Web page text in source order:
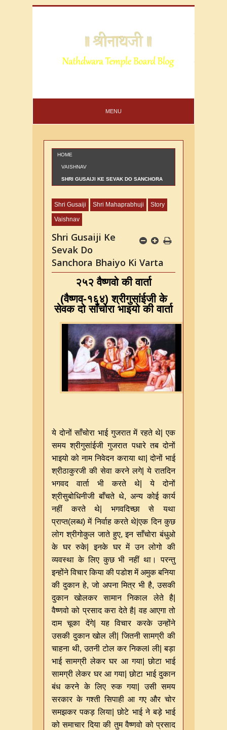
MENU
HOME
VAISHNAV
SHRI GUSAIJI KE SEVAK DO SANCHORA
Shri Gusaiji Shri Mahaprabhuji Story
Vaishnav
Shri Gusaiji Ke
Sevak Do
Sanchora Bhaiyo Ki Varta
२५२ वैष्णवो की वार्ता
(वैष्णव-१६४)श्रीगुसांईजी के
सेवक दो साँचोरा भाइयो की वार्ता
ये दोनों साँचोरा भाई गुजरात में रहते थे| एक
समय श्रीगुसांईजी गुजरात पधारे तब दोनों
भाइयो को नाम निवेदन कराया था| दोनों भाई
श्रीठाकुरजी की सेवा करने लगे| ये रातदिन
भगवद वार्ता भी करते थे| ये दोनों
श्रीसुबोधिनीजी बाँचते थे, अन्य कोई कार्य
नहीं करते थे| भगवदिच्छा से यथा
प्राप्त(लब्ध) में निर्वाह करते थे|एक दिन कुछ
लोग श्रीगोकुल जाते हुए, इन साँचोरा बंधुओ
के घर रुके| इनके घर में उन लोगो की
व्यवस्था के लिए कुछ भी नहीं था। परन्तु
इन्होंने विचार किया की पडोश में अमुक बनिया
की दुकान हे, जो अपना मित्र भी है, उसकी
दुकान खोलकर सामान निकाल लेते है|
वैष्णवो को प्रसाद करा देते है| वह आएगा तो
दाम चूका देंगे| यह विचार करके उन्होंने
उसकी दुकान खोल ली| जितनी सामग्री की
चाहना थी, उतनी टोल कर निकलl ली| बड़ा
भाई सामग्री लेकर घर आ गया| छोटा भाई
सामग्री लेकर घर आ गया| छोटा भाई दुकान
बंध करने के लिए रुक गया| उसी समय
सरकार के गश्ती सिपाही आ गए और चोर
समझकर पकड़ लिया| छोटे भाई ने बड़े भाई
को समाचार दिया की तुम वैष्णवो को प्रसाद